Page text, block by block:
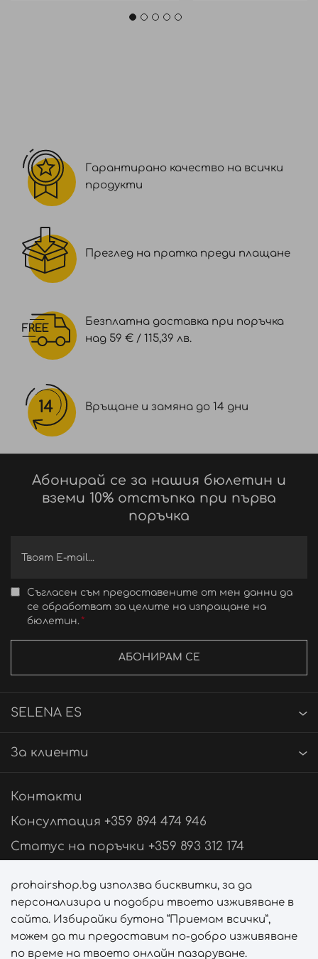
Гарантирано качество на всички
продукти
Преглед на пратка преди плащане
Безплатна доставка при поръчка
над 59 € / 115,39 лв.
Връщане и замяна до 14 дни
Абонирай се за нашия бюлетин и
вземи 10% отстъпка при първа
поръчка
Съгласен съм предоставените от мен данни да
се обработват за целите на изпращане на
бюлетин.
АБОНИРАМ СЕ
SELENA ES
За клиенти
Контакти
Консултация +359 894 474 946
Статус на поръчки +359 893 312 174
Последвай ни
prohairshop.bg използва бисквитки, за да
персонализира и подобри твоето изживяване в
сайта. Избирайки бутона “Приемам всички”,
можем да ти предоставим по-добро изживяване
по време на твоето онлайн пазаруване.